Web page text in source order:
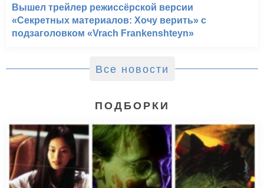
Вышел трейлер режиссёрской версии
«Секретных материалов: Хочу верить» с
подзаголовком «Vrach Frankenshteyn»
Все новости
ПОДБОРКИ